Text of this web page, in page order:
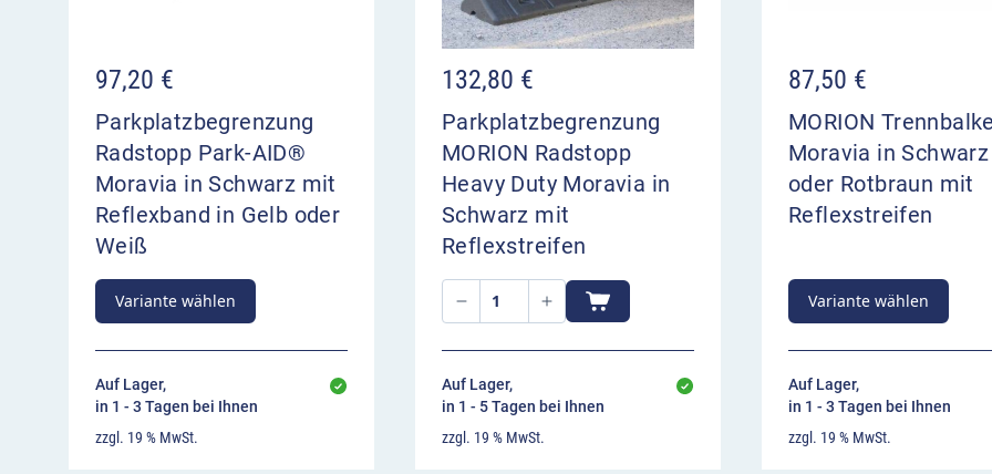
97,20 €
Parkplatzbegrenzung
Radstopp Park-AID®
Moravia in Schwarz mit
Reflexband in Gelb oder
Weiß
Variante wählen
Auf Lager,
in 1 - 3 Tagen bei Ihnen
zzgl. 19 % MwSt.
132,80 €
Parkplatzbegrenzung
MORION Radstopp
Heavy Duty Moravia in
Schwarz mit
Reflexstreifen
Auf Lager,
in 1 - 5 Tagen bei Ihnen
zzgl. 19 % MwSt.
87,50 €
MORION
Moravia in Schwarz
oder Rotbraun mit
Reflexstreifen
Variante wählen
Auf Lager,
in 1 - 3 Tagen bei Ihnen
zzgl. 19 % MwSt.